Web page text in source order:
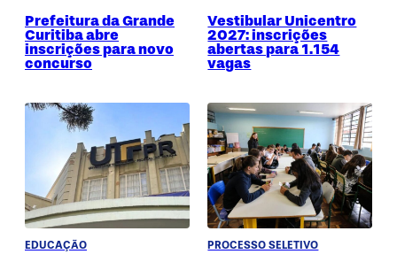
Prefeitura da Grande
Curitiba abre
inscrições para novo
concurso
Vestibular Unicentro
2027: inscrições
abertas para 1.154
vagas
EDUCAÇÃO PROCESSO SELETIVO